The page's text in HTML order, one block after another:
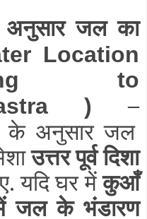
अनुसार जल का
Location
to
)–
के अनुसार जल
उत्तर पूर्व दिशा
यदि घर मेंकुआँ
जल के भंडारण